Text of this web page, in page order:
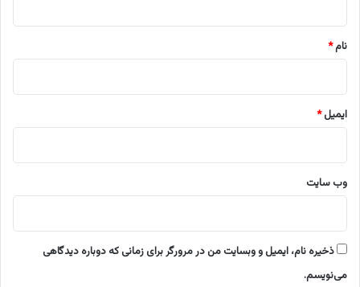
نام*
ایمیل*
وب‌ سایت
ذخیره نام، ایمیل و وبسایت من در مرورگر برای زمانی که دوباره دیدگاهی
می‌نویسم.